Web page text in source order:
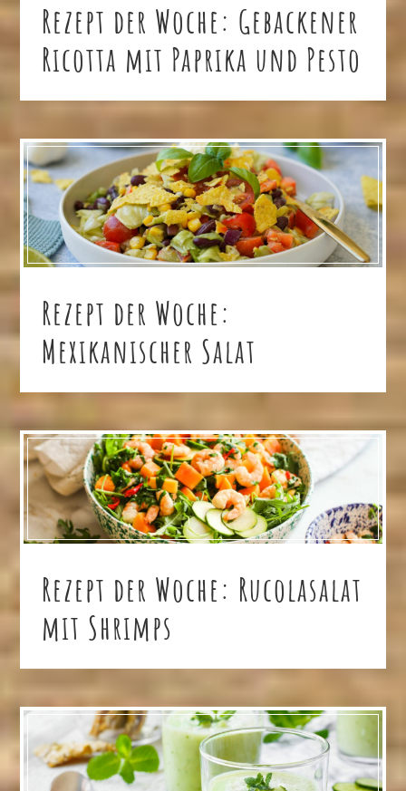
Rezept der Woche: Gebackener
Ricotta mit Paprika und Pesto
Rezept der Woche:
Mexikanischer Salat
Rezept der Woche: Rucolasalat
mit Shrimps